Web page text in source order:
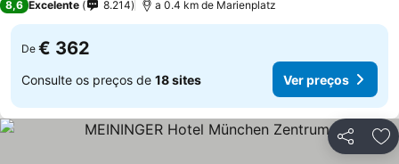
8,6 Excelente 8.214 a 0.4 km de Marienplatz
De € 362
Consulte os preços de 18 sites Ver preços
Partilhar